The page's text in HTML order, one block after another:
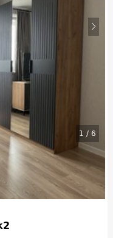
1 / 6